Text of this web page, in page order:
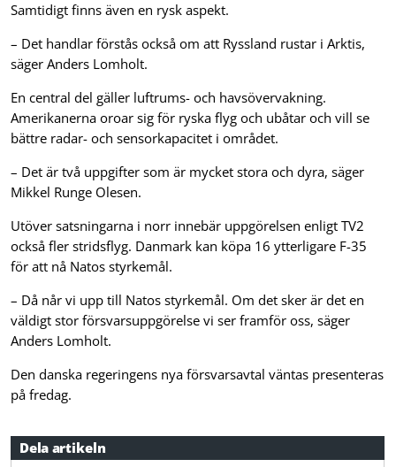
Dela artikeln
Samtidigt finns även en rysk aspekt.
– Det handlar förstås också om att Ryssland rustar i Arktis,
säger Anders Lomholt.
En central del gäller luftrums- och havsövervakning.
Amerikanerna oroar sig för ryska flyg och ubåtar och vill se
bättre radar- och sensorkapacitet i området.
– Det är två uppgifter som är mycket stora och dyra, säger
Mikkel Runge Olesen.
Utöver satsningarna i norr innebär uppgörelsen enligt TV2
också fler stridsflyg. Danmark kan köpa 16 ytterligare F-35
för att nå Natos styrkemål.
– Då når vi upp till Natos styrkemål. Om det sker är det en
väldigt stor försvarsuppgörelse vi ser framför oss, säger
Anders Lomholt.
Den danska regeringens nya försvarsavtal väntas presenteras
på fredag.